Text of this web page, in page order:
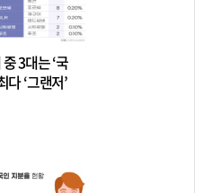
3대는 ‘국
다 ‘그랜저’